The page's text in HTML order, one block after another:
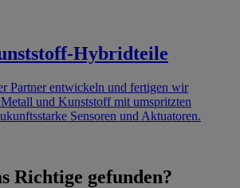
Hybridteile
Partner entwickeln und fertigen wir
und Kunststoff mit umspritzten
Sensoren und Aktuatoren.
Richtige gefunden?